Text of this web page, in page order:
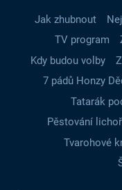
Jak zhubnout
TV program
Kdy budou volby
7 pádů Honzy
Tatarák
Pěstování
Tvarohové